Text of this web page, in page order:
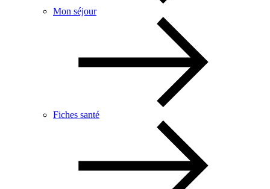
Mon séjour
Fiches santé